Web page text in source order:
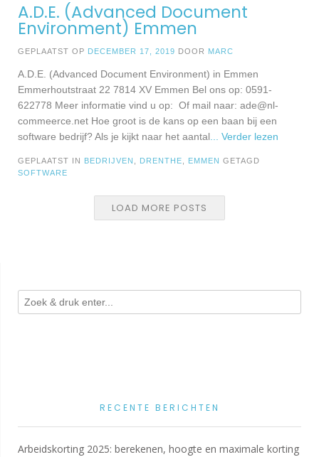
A.D.E. (Advanced Document
Environment) Emmen
GEPLAATST OP DECEMBER 17, 2019 DOOR MARC
A.D.E. (Advanced Document Environment) in Emmen
Emmerhoutstraat 22 7814 XV Emmen Bel ons op: 0591-
622778 Meer informatie vind u op: Of mail naar: ade@nl-
commeerce.net Hoe groot is de kans op een baan bij een
software bedrijf? Als je kijkt naar het aantal... Verder lezen
GEPLAATST IN BEDRIJVEN , DRENTHE, EMMEN GETAGD
SOFTWARE
LOAD MORE POSTS
RECENTE BERICHTEN
Arbeidskorting 2025: berekenen, hoogte en maximale korting